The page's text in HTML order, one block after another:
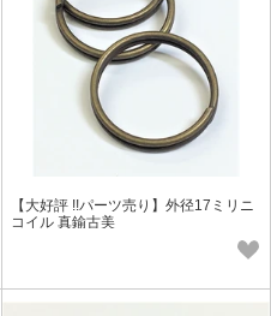
【大好評 !!パーツ売り】外径17ミリニ
コイル 真鍮古美